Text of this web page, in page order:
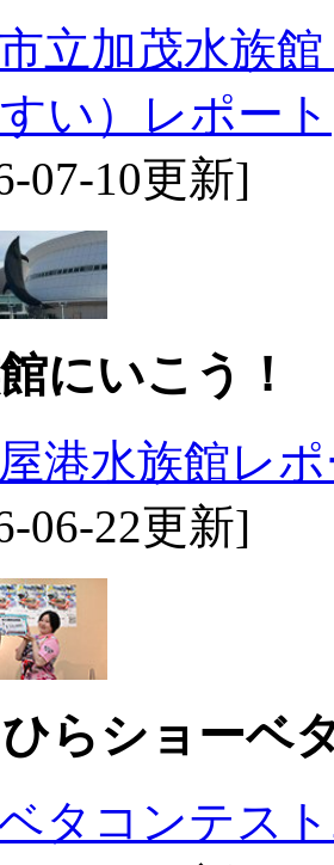
立加茂水族
い）レポート
07-10更新]
にいこう！
港水族館レ
06-22更新]
らショーベ
タコンテス